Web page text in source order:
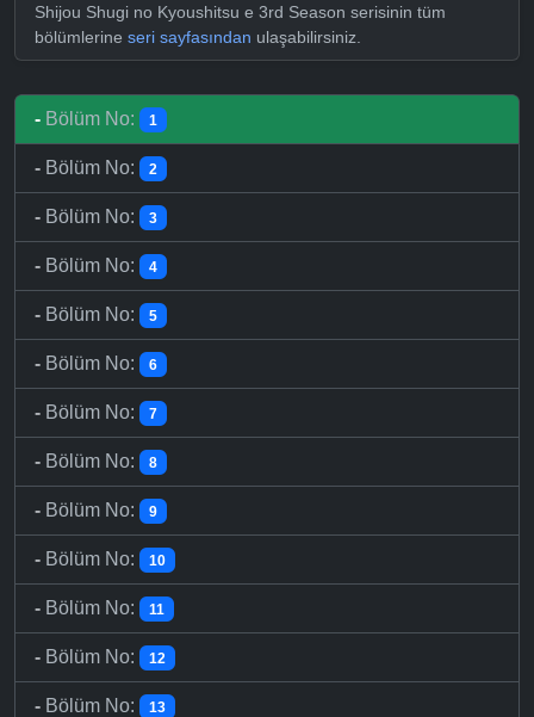
Shijou Shugi no Kyoushitsu e 3rd Season serisinin tüm
bölümlerine seri sayfasından ulaşabilirsiniz.
- Bölüm No: 1
- Bölüm No: 2
- Bölüm No: 3
- Bölüm No: 4
- Bölüm No: 5
- Bölüm No: 6
- Bölüm No: 7
- Bölüm No: 8
- Bölüm No: 9
- Bölüm No: 10
- Bölüm No: 11
- Bölüm No: 12
- Bölüm No: 13